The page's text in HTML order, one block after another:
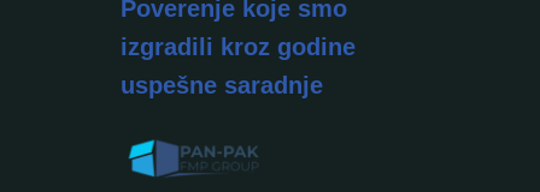
Poverenje koje smo
izgradili kroz godine
uspešne saradnje